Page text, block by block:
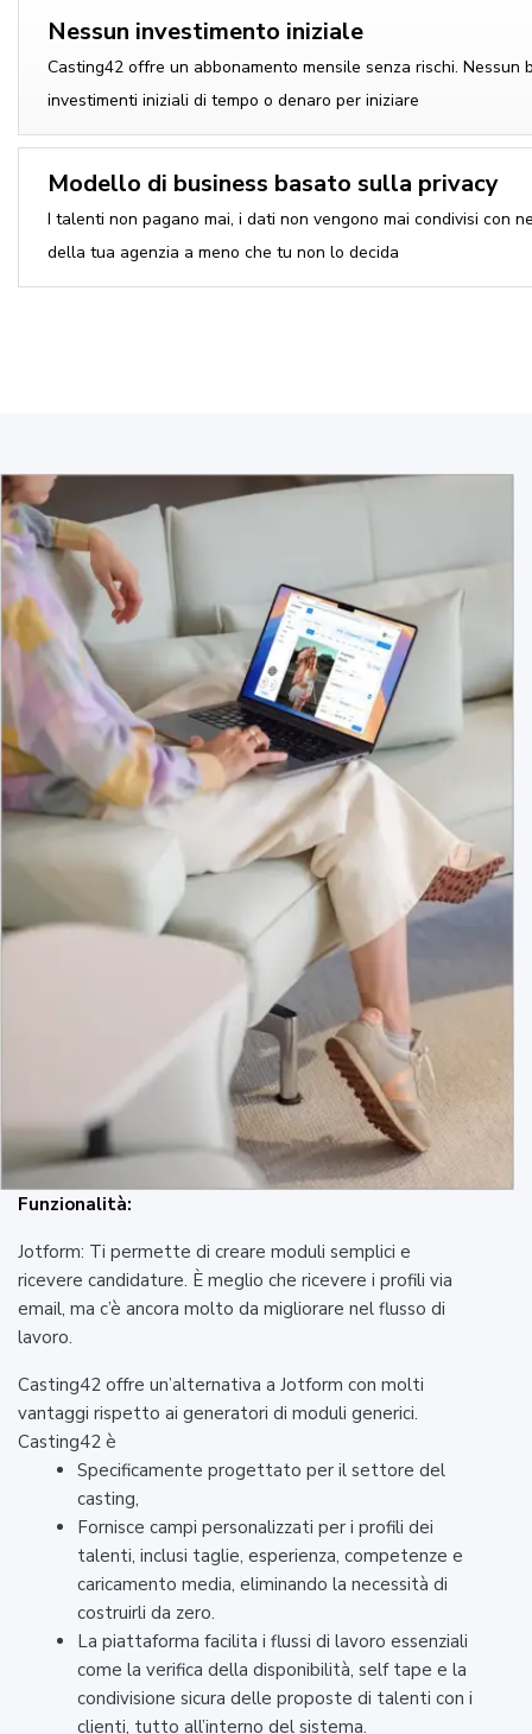
Nessun investimento iniziale
Casting42 offre un abbonamento mensile senza rischi. Nessun
investimenti iniziali di tempo o denaro per iniziare
Modello di business basato sulla privacy
I talenti non pagano mai, i dati non vengono mai condivisi con
della tua agenzia a meno che tu non lo decida
Funzionalità:
Jotform: Ti permette di creare moduli semplici e
ricevere candidature. È meglio che ricevere i profili via
email, ma c’è ancora molto da migliorare nel flusso di
lavoro.
Casting42 offre un’alternativa a Jotform con molti
vantaggi rispetto ai generatori di moduli generici.
Casting42 è
Specificamente progettato per il settore del
casting,
Fornisce campi personalizzati per i profili dei
talenti, inclusi taglie, esperienza, competenze e
caricamento media, eliminando la necessità di
costruirli da zero.
La piattaforma facilita i flussi di lavoro essenziali
come la verifica della disponibilità, self tape e la
condivisione sicura delle proposte di talenti con i
clienti, tutto all’interno del sistema.